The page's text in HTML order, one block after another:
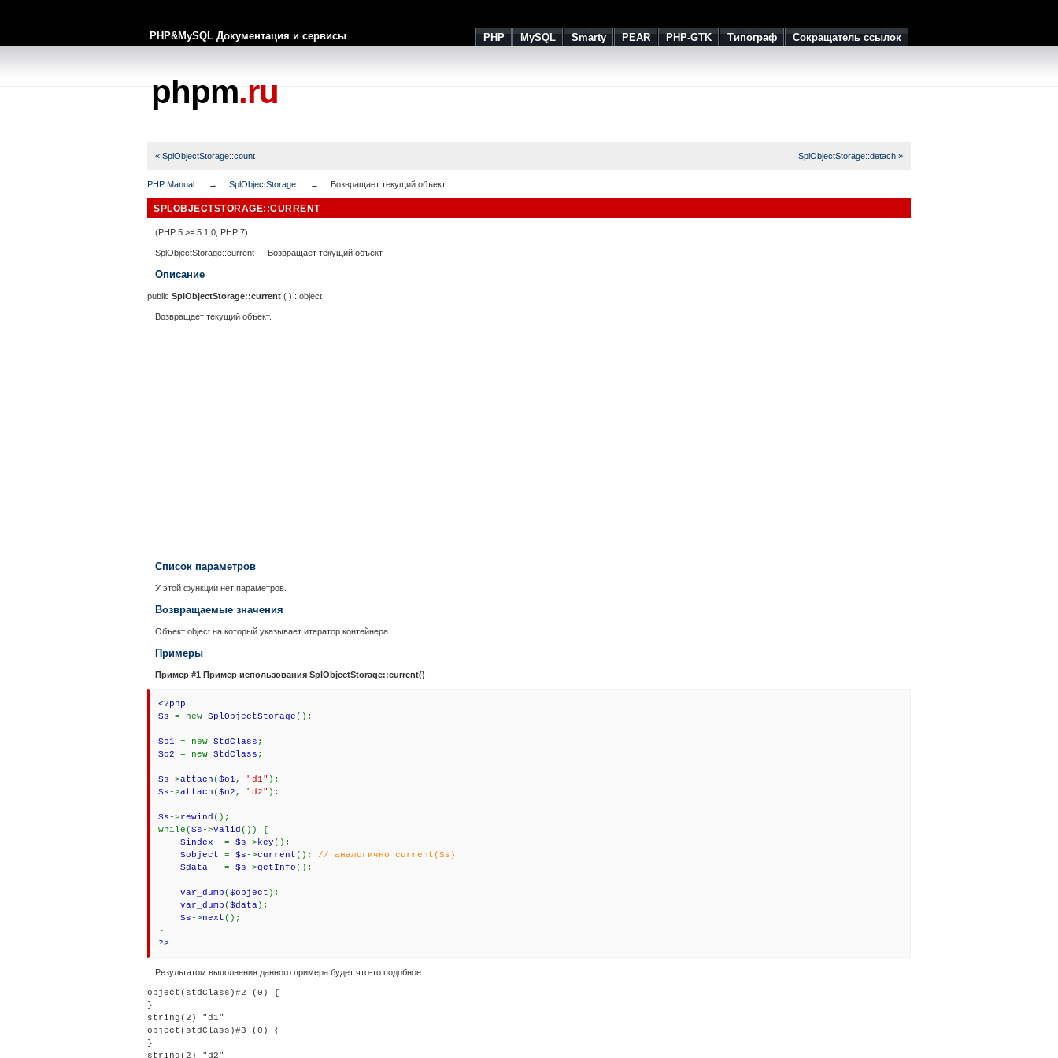
PHP&MySQL Документация и сервисы PHP MySQL Smarty PEAR PHP-GTK Типограф Сокращатель ссылок
phpm.ru
« SplObjectStorage::count SplObjectStorage::detach »
PHP Manual SplObjectStorage Возвращает текущий объект
SPLOBJECTSTORAGE::CURRENT
(PHP 5 >= 5.1.0, PHP 7)
SplObjectStorage::current — Возвращает текущий объект
Описание
public SplObjectStorage::current ( ) : object
Возвращает текущий объект.
Список параметров
У этой функции нет параметров.
Возвращаемые значения
Объект object на который указывает итератор контейнера.
Примеры
Пример #1 Пример использования SplObjectStorage::current()
<?php
$s = new SplObjectStorage();
$o1 = new StdClass ;
$o2 = new StdClass ;
$s->attach($o1 , "d1" );
$s->attach($o2 , "d2" );
$s->rewind ();
while($s->valid ()) {
$index = $s-> key();
$object = $s->current(); // аналогично current($s)
$data = $s->getInfo();
var_dump($object );
var_dump($data);
$s->next();
}
?>
Результатом выполнения данного примера будет что-то подобное:
object(stdClass)#2 (0) {
}
string(2) "d1"
object(stdClass)#3 (0) {
}